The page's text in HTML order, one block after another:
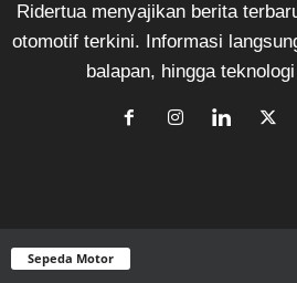
Ridertua menyajikan berita
otomotif terkini. Informasi
balapan, hingga
Sepeda Motor